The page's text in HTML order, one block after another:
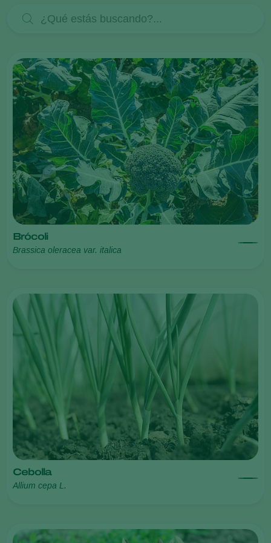
Brócoli
Brassica oleracea var. italica
Cebolla
Allium cepa L.